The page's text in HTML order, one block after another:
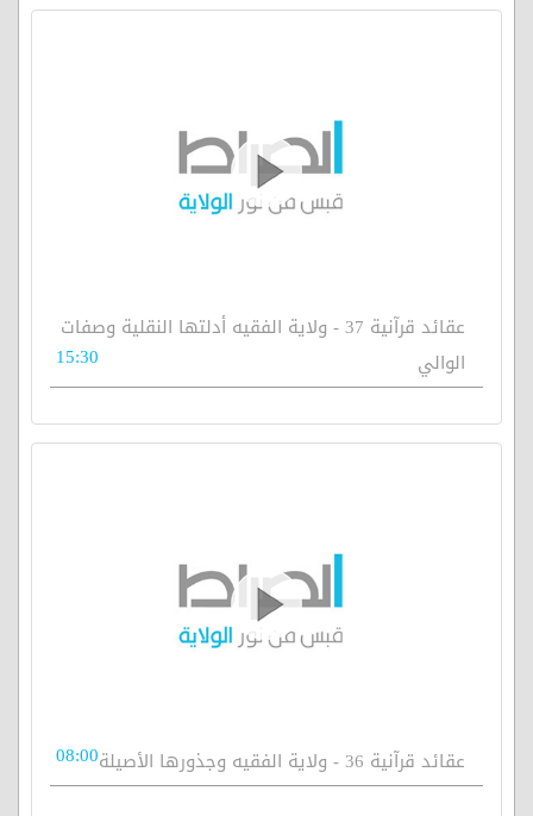
عقائد قرآنية 37 - ولاية الفقيه أدلتها النقلية وصفات
الوالي
15:30
عقائد قرآنية 36 - ولاية الفقيه وجذورها الأصيلة 08:00